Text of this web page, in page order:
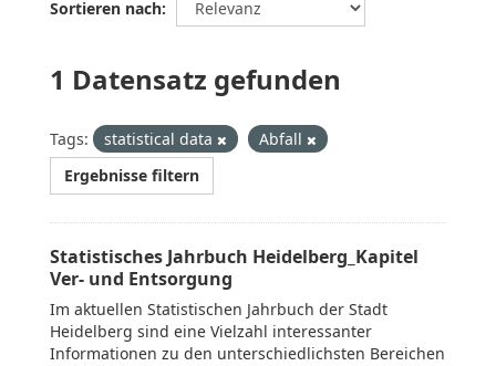
Sortieren nach
1 Datensatz gefunden
Tags: statistical data
Abfall
Ergebnisse filtern
Statistisches Jahrbuch Heidelberg_Kapitel
Ver- und Entsorgung
Im aktuellen Statistischen Jahrbuch der Stadt
Heidelberg sind eine Vielzahl interessanter
Informationen zu den unterschiedlichsten Bereichen